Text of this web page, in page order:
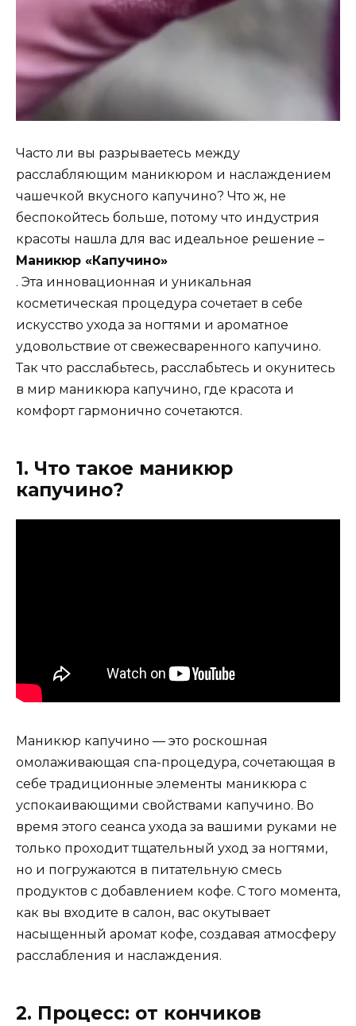
Часто ли вы разрываетесь между
расслабляющим маникюром и наслаждением
чашечкой вкусного капучино? Что ж, не
беспокойтесь больше, потому что индустрия
красоты нашла для вас идеальное решение –
Маникюр «Капучино»
. Эта инновационная и уникальная
косметическая процедура сочетает в себе
искусство ухода за ногтями и ароматное
удовольствие от свежесваренного капучино.
Так что расслабьтесь, расслабьтесь и окунитесь
в мир маникюра капучино, где красота и
комфорт гармонично сочетаются.
1. Что такое маникюр
капучино?
Маникюр капучино — это роскошная
омолаживающая спа-процедура, сочетающая в
себе традиционные элементы маникюра с
успокаивающими свойствами капучино. Во
время этого сеанса ухода за вашими руками не
только проходит тщательный уход за ногтями,
но и погружаются в питательную смесь
продуктов с добавлением кофе. С того момента,
как вы входите в салон, вас окутывает
насыщенный аромат кофе, создавая атмосферу
расслабления и наслаждения.
2. Процесс: от кончиков